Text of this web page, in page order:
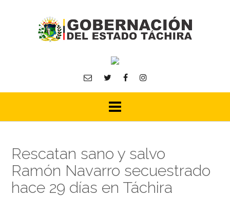
Rescatan sano y salvo
Ramón Navarro secuestrado
hace 29 días en Táchira